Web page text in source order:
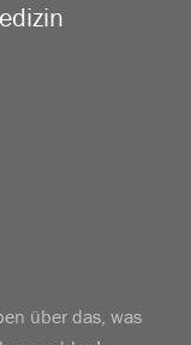
über das, was